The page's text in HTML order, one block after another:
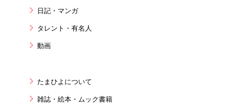
日記・マンガ
タレント・有名人
動画
たまひよについて
雑誌・絵本・ムック書籍